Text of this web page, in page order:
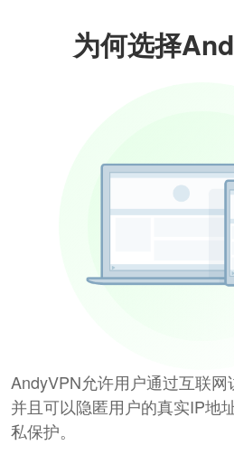
为何选择
AndyVPN允许用户通过互联网
并且可以隐匿用户的真实IP地
私保护。